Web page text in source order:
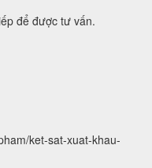
để được tư vấn.
ket-sat-xuat-khau-